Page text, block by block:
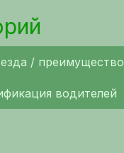
/ преимущество
водителей